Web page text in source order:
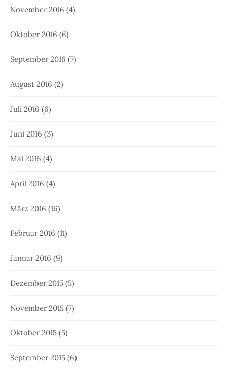
November 2016 (4)
Oktober 2016 (6)
September 2016 (7)
August 2016 (2)
Juli 2016 (6)
Juni 2016 (3)
Mai 2016 (4)
April 2016 (4)
März 2016 (16)
Februar 2016 (11)
Januar 2016 (9)
Dezember 2015 (5)
November 2015 (7)
Oktober 2015 (5)
September 2015 (6)